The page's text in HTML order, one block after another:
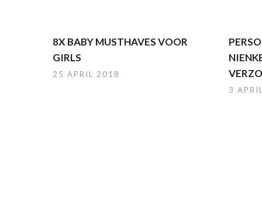
8X BABY MUSTHAVES VOOR
GIRLS
25 APRIL 2018
3